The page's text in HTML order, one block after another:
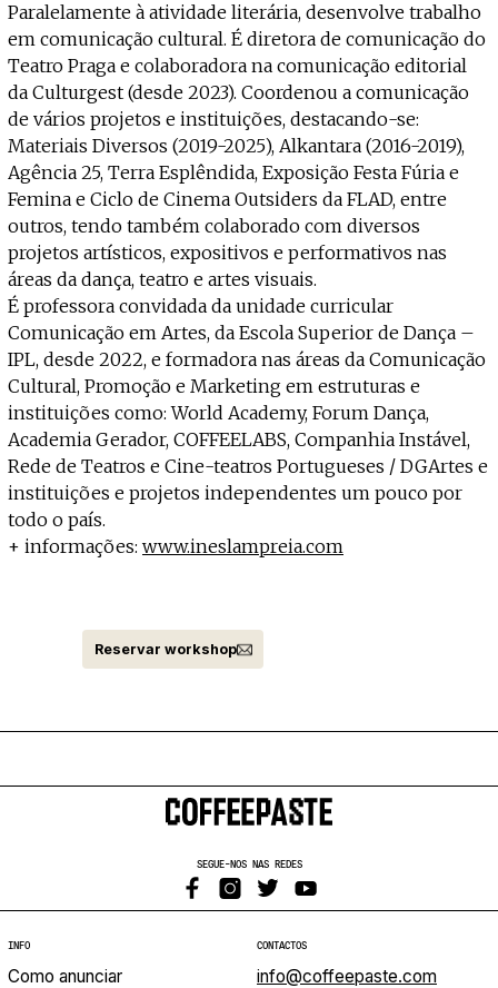
Paralelamente à atividade literária, desenvolve trabalho
em comunicação cultural. É diretora de comunicação do
Teatro Praga e colaboradora na comunicação editorial
da Culturgest (desde 2023). Coordenou a comunicação
de vários projetos e instituições, destacando-se:
Materiais Diversos (2019-2025), Alkantara (2016-2019),
Agência 25, Terra Esplêndida, Exposição Festa Fúria e
Femina e Ciclo de Cinema Outsiders da FLAD, entre
outros, tendo também colaborado com diversos
projetos artísticos, expositivos e performativos nas
áreas da dança, teatro e artes visuais.
É professora convidada da unidade curricular
Comunicação em Artes, da Escola Superior de Dança –
IPL, desde 2022, e formadora nas áreas da Comunicação
Cultural, Promoção e Marketing em estruturas e
instituições como: World Academy, Forum Dança,
Academia Gerador, COFFEELABS, Companhia Instável,
Rede de Teatros e Cine-teatros Portugueses / DGArtes e
instituições e projetos independentes um pouco por
todo o país.
+ informações: www.ineslampreia.com
Reservar workshop
SEGUE-NOS NAS REDES
INFO
Como anunciar
CONTACTOS
info@coffeepaste.com